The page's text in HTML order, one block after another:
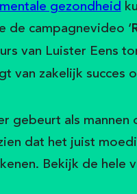
mentale gezondheid
campagnevideo ‘
van Luister Eens
van zakelijk succes
gebeurt als mannen
dat het juist
Bekijk de hele